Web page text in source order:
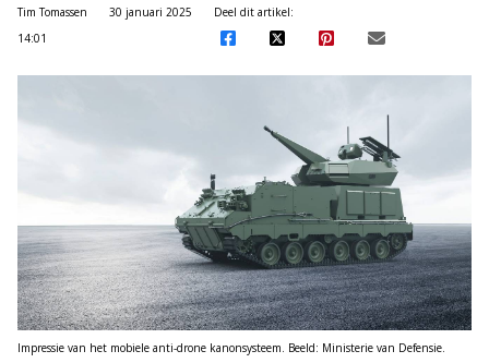
Tim Tomassen
30 januari 2025
14:01
Deel dit artikel:
Impressie van het mobiele anti-drone kanonsysteem. Beeld: Ministerie van Defensie.